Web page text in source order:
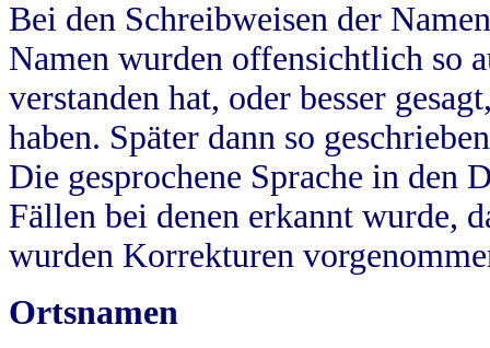
Bei den Schreibweisen der
Namen wurden offensichtlich so
verstanden hat, oder besser
haben. Später dann so
Die gesprochene Sprache in
Fällen bei denen erkannt wurde,
wurden Korrekturen
Ortsnamen